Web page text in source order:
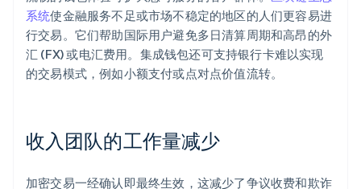
系统使金融服务不足或市场不稳定的地区的人们更容易进
行交易。它们帮助国际用户避免多日清算周期和高昂的外
汇 (FX) 或电汇费用。集成钱包还可支持银行卡难以实现
的交易模式，例如小额支付或点对点价值流转。
收入团队的工作量减少
加密交易一经确认即最终生效，这减少了争议收费和欺诈